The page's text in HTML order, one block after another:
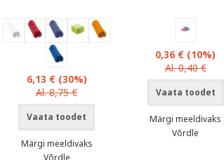
6,13 € (30%)
Al. 8,75 €
Vaata toodet
Märgi meeldivaks
Võrdle
0,36 € (10%)
Al. 0,40 €
Vaata toodet
Märgi meeldivaks
Võrdle